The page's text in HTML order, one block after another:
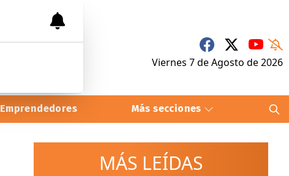
Viernes 7deAgosto de 2026
Emprendedores Más secciones
MÁS LEÍDAS